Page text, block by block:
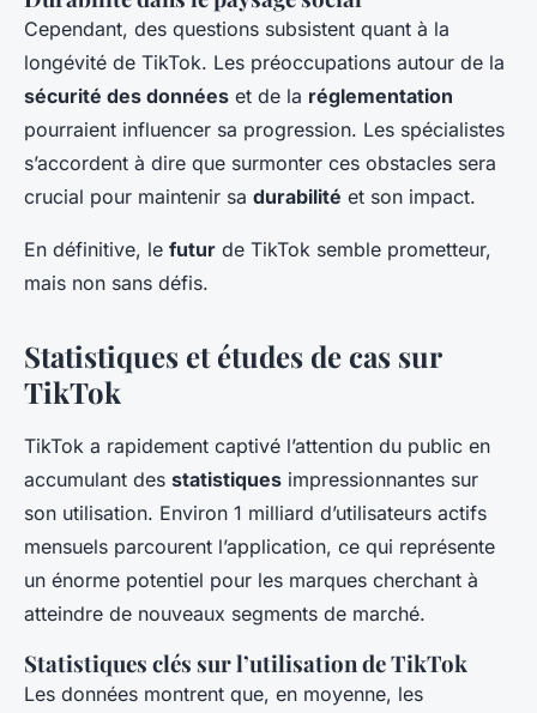
Cependant, des questions subsistent quant à la
longévité de TikTok. Les préoccupations autour de la
sécurité des données et de la réglementation
pourraient influencer sa progression. Les spécialistes
s’accordent à dire que surmonter ces obstacles sera
crucial pour maintenir sa durabilité et son impact.
En définitive, le futur de TikTok semble prometteur,
mais non sans défis.
Statistiques et études de cas sur
TikTok
TikTok a rapidement captivé l’attention du public en
accumulant des statistiques impressionnantes sur
son utilisation. Environ 1 milliard d’utilisateurs actifs
mensuels parcourent l’application, ce qui représente
un énorme potentiel pour les marques cherchant à
atteindre de nouveaux segments de marché.
Statistiques clés sur l’utilisation de TikTok
Les données montrent que, en moyenne, les